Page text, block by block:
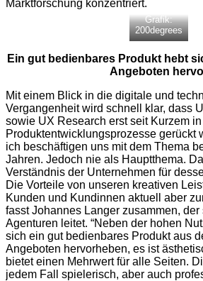
Marktforschung konzentriert.
Grafik:
200degrees
Ein gut bedienbares Produkt hebt
Angeboten
Mit einem Blick in die digitale und
Vergangenheit wird schnell klar, dass
sowie UX Research erst seit Kurzem
Produktentwicklungsprozesse gerückt
ich beschäftigen uns mit dem Thema
Jahren. Jedoch nie als Hauptthema.
Verständnis der Unternehmen für
Die Vorteile von unseren kreativen
Kunden und Kundinnen aktuell aber
fasst Johannes Langer zusammen,
Agenturen leitet. “Neben der hohen
sich ein gut bedienbares Produkt aus
Angeboten hervorheben, es ist
bietet einen Mehrwert für alle Seiten.
jedem Fall spielerisch, aber auch